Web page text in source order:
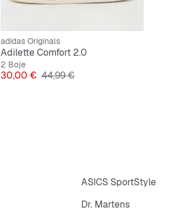
adidas Originals
Adilette Comfort 2.0
2 Boje
Cijena
30,00 € Originalna cijena
44,99 €
ASICS SportStyle
Dr. Martens